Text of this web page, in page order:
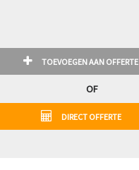
TOEVOEGEN AAN OFFERTE
OF
DIRECT OFFERTE